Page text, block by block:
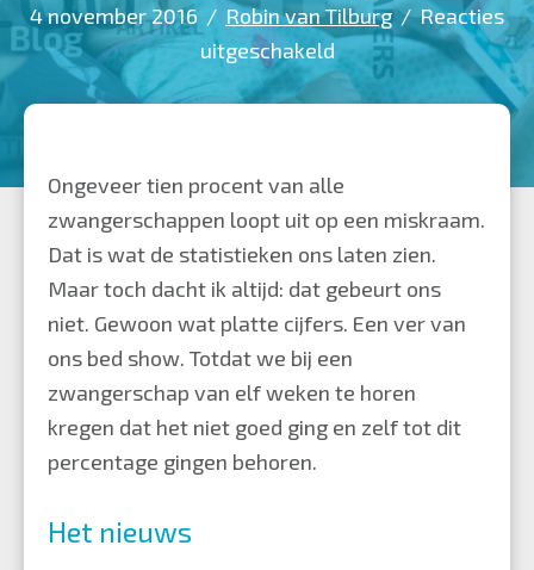
4 november 2016 / Robin van Tilburg/Reacties
uitgeschakeldvoor
Als
Ongeveer tien procent van alle
zwangerschappen loopt uit op een miskraam.
Dat is wat de statistieken ons laten zien.
Maar toch dacht ik altijd: dat gebeurt ons
niet. Gewoon wat platte cijfers. Een ver van
ons bed show. Totdat we bij een
zwangerschap van elf weken te horen
kregen dat het niet goed ging en zelf tot dit
percentage gingen behoren.
Het nieuws